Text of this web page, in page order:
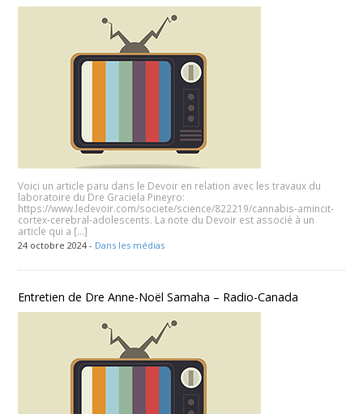
Voici un article paru dans le Devoir en relation avec les travaux du
laboratoire du Dre Graciela Pineyro:
https://www.ledevoir.com/societe/science/822219/cannabis-amincit-
cortex-cerebral-adolescents. La note du Devoir est associé à un
article qui a […]
24 octobre 2024 - Dans les médias
Entretien de Dre Anne-Noël Samaha – Radio-Canada